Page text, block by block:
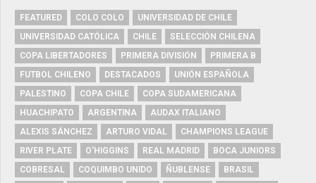
FEATURED COLO COLO
UNIVERSIDAD DE CHILE
UNIVERSIDAD CATÓLICA
CHILE
SELECCIÓN CHILENA
COPA LIBERTADORES
PRIMERA DIVISIÓN
PRIMERA B
FUTBOL CHILENO
DESTACADOS
UNIÓN ESPAÑOLA
PALESTINO
COPA CHILE
COPA SUDAMERICANA
HUACHIPATO
ARGENTINA
AUDAX ITALIANO
ALEXIS SÁNCHEZ
ARTURO VIDAL
CHAMPIONS LEAGUE
RIVER PLATE
O'HIGGINS REAL MADRID
BOCA JUNIORS
COBRESAL
COQUIMBO UNIDO ÑUBLENSE
BRASIL